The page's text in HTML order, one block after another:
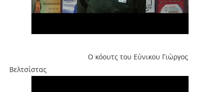
Ο κόουτς του Εύνικου Γιώργος
Βελτσίστας